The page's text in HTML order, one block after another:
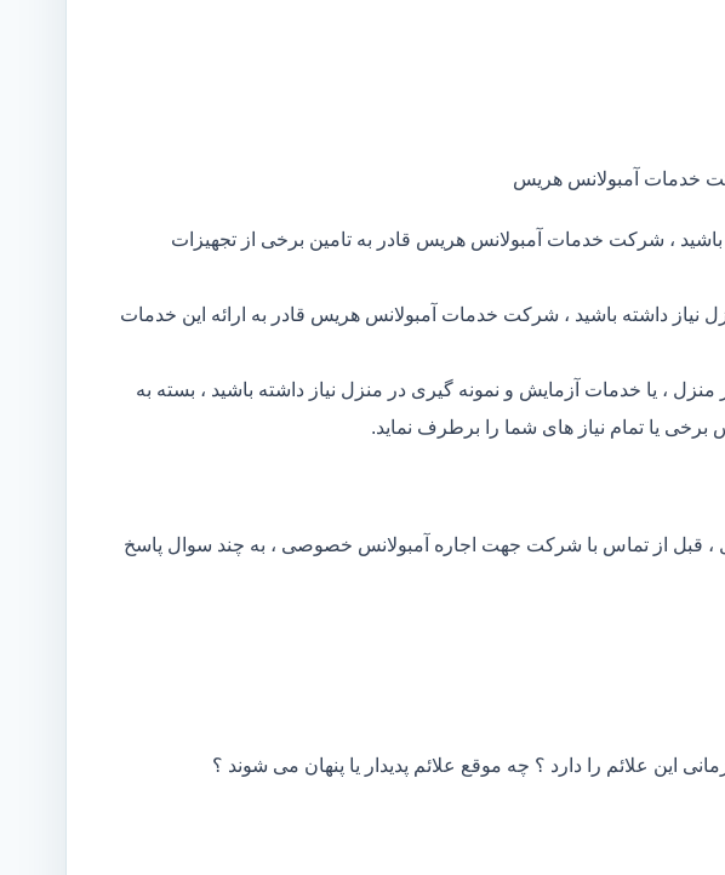
خدمات آمبولانس هریس
، شرکت خدمات آمبولانس هریس قادر به تامین برخی از تجهیزات
داشته باشید ، شرکت خدمات آمبولانس هریس قادر به ارائه این خدمات
، یا خدمات آزمایش و نمونه گیری در منزل نیاز داشته باشید ، بسته به
یا تمام نیاز های شما را برطرف نماید.
قبل از تماس با شرکت جهت اجاره آمبولانس خصوصی ، به چند سوال پاسخ
این علائم را دارد ؟ چه موقع علائم پدیدار یا پنهان می شوند ؟